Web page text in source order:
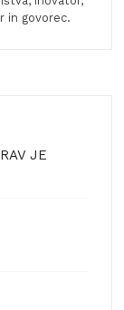
in govorec.
JE